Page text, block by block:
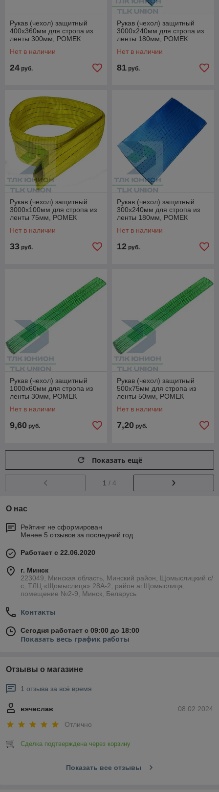
Рукав (чехол) защитный
400х360мм для стропа из
ленты 300мм, РОМЕК
Нет в наличии
24 руб.
Рукав (чехол) защитный
3000х240мм для стропа из
ленты 180мм, РОМЕК
Нет в наличии
81 руб.
Рукав (чехол) защитный
3000х100мм для стропа из
ленты 75мм, РОМЕК
Нет в наличии
33 руб.
Рукав (чехол) защитный
300х240мм для стропа из
ленты 180мм, РОМЕК
Нет в наличии
12 руб.
Рукав (чехол) защитный
1000х60мм для стропа из
ленты 30мм, РОМЕК
Нет в наличии
9,60 руб.
Рукав (чехол) защитный
500х75мм для стропа из
ленты 50мм, РОМЕК
Нет в наличии
7,20 руб.
Показать ещё
1 / 4
О нас
Рейтинг не сформирован
Менее 5 отзывов за последний год
Работает с 22.06.2020
г. Минск
223049, Минская область, Минский район, Щомыслицкий с/
с, ТЛЦ «Щомыслица» 28А-2, район аг.Щомыслица,
помещение №2-9, Минск, Беларусь
Контакты
Сегодня работает с 09:00 до 18:00
Показать весь график работы
Отзывы о магазине
1 отзыва за всё время
08.02.2024
вячеслав
Отлично
Сделка подтверждена через корзину
Показать все отзывы